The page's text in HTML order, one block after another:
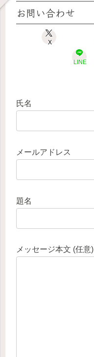
お問い合わせ
X
LINE
氏名
メールアドレス
題名
メッセージ本文 (任意)